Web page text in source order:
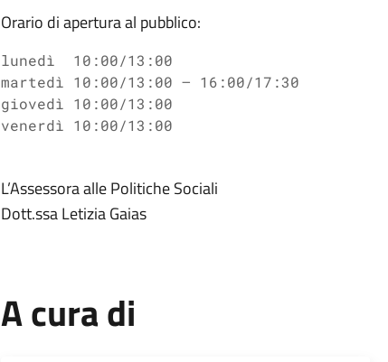
Orario di apertura al pubblico:
lunedì 10:00/13:00
martedì 10:00/13:00 – 16:00/17:30
giovedì 10:00/13:00
venerdì 10:00/13:00
L’Assessora alle Politiche Sociali
Dott.ssa Letizia Gaias
A cura di